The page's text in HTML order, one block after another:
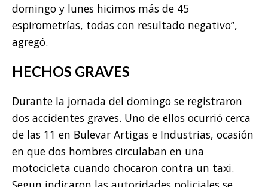
domingo y lunes hicimos más de 45
espirometrías, todas con resultado negativo”,
agregó.
HECHOS GRAVES
Durante la jornada del domingo se registraron
dos accidentes graves. Uno de ellos ocurrió cerca
de las 11 en Bulevar Artigas e Industrias, ocasión
en que dos hombres circulaban en una
motocicleta cuando chocaron contra un taxi.